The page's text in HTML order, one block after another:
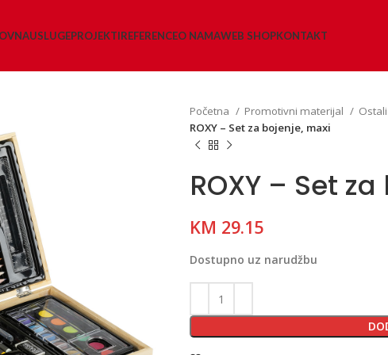
USLUGEPROJEKTIREFERENCEO NAMAWEB SHOPKONTAKT
Početna Promotivni materijal
ROXY – Set za bojenje, maxi
ROXY – Set
KM 29.15
Dostupno uz narudžbu